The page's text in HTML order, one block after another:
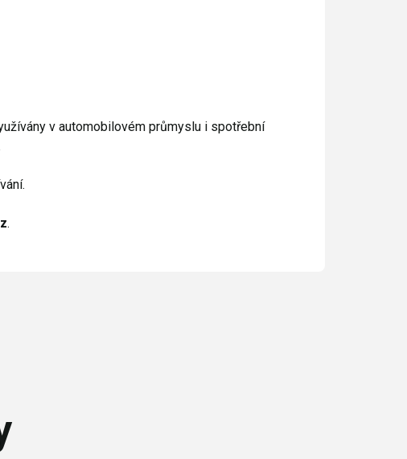
v automobilovém průmyslu i spotřební
.